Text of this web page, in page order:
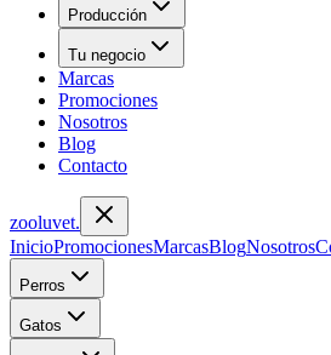
Producción
Tu negocio
Marcas
Promociones
Nosotros
Blog
Contacto
zooluvet.
InicioPromocionesMarcasBlogNosotros
Perros
Gatos